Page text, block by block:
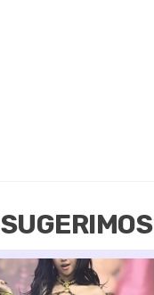
SUGERIMOS